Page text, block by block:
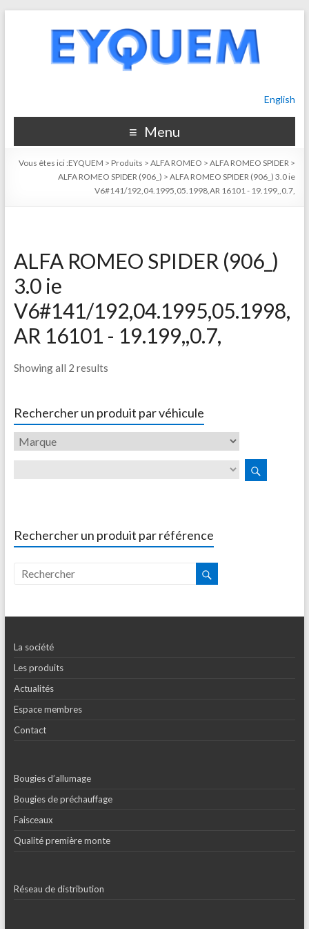
English
Menu
Vous êtes ici :EYQUEM > Produits >ALFA ROMEO >ALFA ROMEO SPIDER >
ALFA ROMEO SPIDER (906_) >ALFA ROMEO SPIDER (906_) 3.0 ie
V6#141/192,04.1995,05.1998,AR 16101 - 19.199,,0.7,
ALFA ROMEO SPIDER (906_)
3.0 ie
V6#141/192,04.1995,05.1998,
AR 16101 - 19.199,,0.7,
Showing all 2 results
Rechercher un produit par véhicule
Rechercher un produit par référence
La société
Les produits
Actualités
Espace membres
Contact
Bougies d’allumage
Bougies de préchauffage
Faisceaux
Qualité première monte
Réseau de distribution